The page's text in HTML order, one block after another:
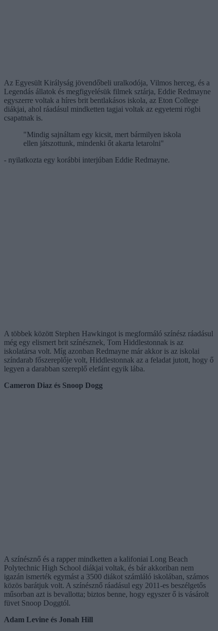
Az Egyesült Királyság jövendőbeli uralkodója, Vilmos herceg, és a
Legendás állatok és megfigyelésük filmek sztárja, Eddie Redmayne
egyszerre voltak a híres brit bentlakásos iskola, az Eton College
diákjai, ahol ráadásul mindketten tagjai voltak az egyetemi rögbi
csapatnak is.
"Mindig sajnáltam egy kicsit, mert bármilyen iskola
ellen játszottunk, mindenki őt akarta letarolni"
- nyilatkozta egy korábbi interjúban Eddie Redmayne.
A többek között Stephen Hawkingot is megformáló színész ráadásul
még egy elismert brit színésznek, Tom Hiddlestonnak is az
iskolatársa volt. Míg azonban Redmayne már akkor is az iskolai
színdarab főszereplője volt, Hiddlestonnak az a feladat jutott, hogy ő
legyen a darabban szereplő elefánt egyik lába.
Cameron Diaz és Snoop Dogg
A színésznő és a rapper mindketten a kalifoniai Long Beach
Polytechnic High School diákjai voltak, és bár akkoriban nem
igazán ismerték egymást a 3500 diákot számláló iskolában, számos
közös barátjuk volt. A színésznő ráadásul egy 2011-es beszélgetős
műsorban azt is bevallotta; biztos benne, hogy egyszer ő is vásárolt
füvet Snoop Doggtól.
Adam Levine és Jonah Hill